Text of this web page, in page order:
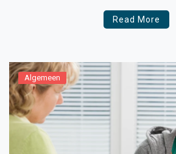
donderdag te winnen waardoor het
jaren met miljarden extra over de
Read More
Algemeen